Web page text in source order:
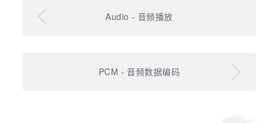
Audio - 音频播放
PCM - 音频数据编码